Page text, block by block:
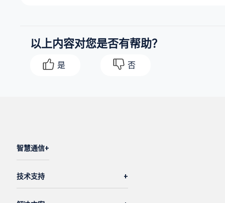
以上内容对您是否有帮助？
是 否
智慧通信
技术支持